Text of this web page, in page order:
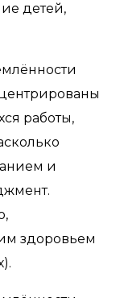
детей,
работы,
и
здоровьем